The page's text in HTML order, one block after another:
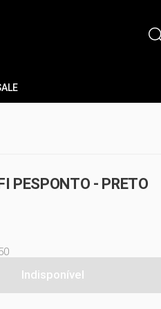
PESPONTO - PRETO
Indisponível